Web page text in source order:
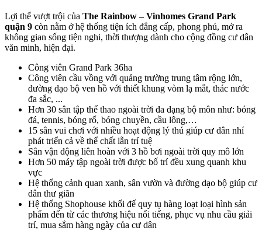
Lợi thế vượt trội của The Rainbow – Vinhomes Grand Park
quận 9 còn nằm ở hệ thống tiện ích đẳng cấp, phong phú, mở ra
không gian sống tiện nghi, thời thượng dành cho cộng đồng cư dân
văn minh, hiện đại.
Công viên Grand Park 36ha
Công viên cầu vồng với quảng trường trung tâm rộng lớn,
đường dạo bộ ven hồ với thiết khung vòm lạ mắt, thác nước
đa sắc, ...
Hơn 30 sân tập thể thao ngoài trời đa dạng bộ môn như: bóng
đá, tennis, bóng rổ, bóng chuyền, cầu lông,…
15 sân vui chơi với nhiều hoạt động lý thú giúp cư dân nhí
phát triển cả về thể chất lẫn trí tuệ
Sân vận động liên hoàn với 3 hồ bơi ngoài trời quy mô lớn
Hơn 50 máy tập ngoài trời được bố trí đều xung quanh khu
vực
Hệ thống cảnh quan xanh, sân vườn và đường dạo bộ giúp cư
dân thư giãn
Hệ thống Shophouse khối đế quy tụ hàng loạt loại hình sản
phẩm đến từ các thương hiệu nổi tiếng, phục vụ nhu cầu giải
trí, mua sắm hàng ngày của cư dân